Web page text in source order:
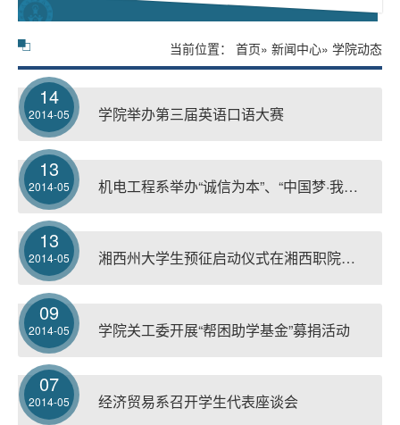
当前位置： 首页» 新闻中心» 学院动态
14
2014-05 学院举办第三届英语口语大赛
13
2014-05 机电工程系举办“诚信为本”、“中国梦·我的梦---梦在职院”演讲选拔赛
13
2014-05 湘西州大学生预征启动仪式在湘西职院举行
09
2014-05 学院关工委开展“帮困助学基金”募捐活动
07
2014-05 经济贸易系召开学生代表座谈会